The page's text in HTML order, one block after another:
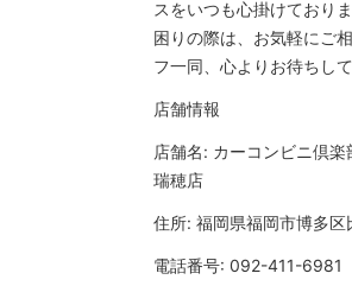
スをいつも心掛けており
困りの際は、お気軽にご
フ一同、心よりお待ちして
店舗情報
店舗名: カーコンビニ倶
瑞穂店
住所: 福岡県福岡市博多区
電話番号: 092-411-6981